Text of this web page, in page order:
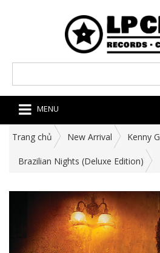
MENU
Trang chủ New Arrival Kenny G
Brazilian Nights (Deluxe Edition)